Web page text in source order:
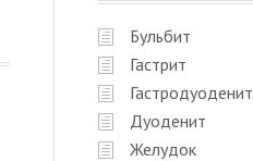
Бульбит
Гастрит
Гастродуоденит
Дуоденит
Желудок